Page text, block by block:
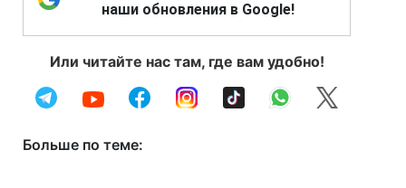
наши обновления в Google!
Или читайте нас там, где вам удобно!
Больше по теме: